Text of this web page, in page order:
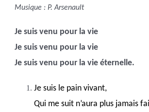
Musique : P. Arsenault
Je suis venu pour la vie
Je suis venu pour la vie
Je suis venu pour la vie éternelle.
Je suis le pain vivant,
Qui me suit n’aura plus jamais